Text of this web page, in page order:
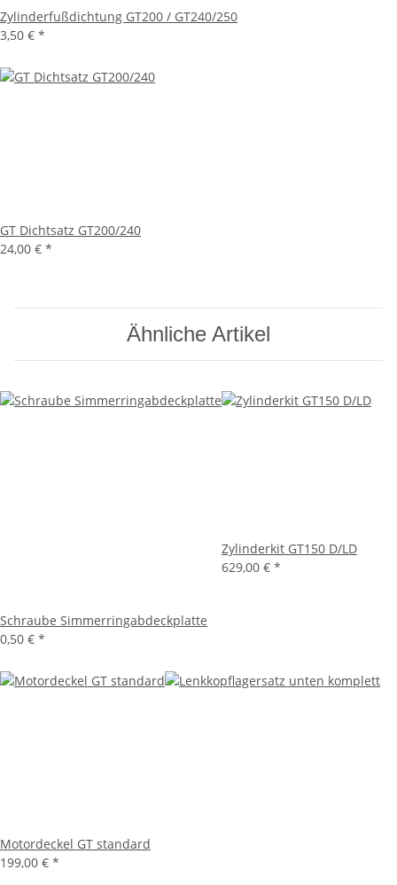
Zylinderfußdichtung GT200 / GT240/250
3,50 € *
GT Dichtsatz GT200/240
24,00 € *
Ähnliche Artikel
Schraube Simmerringabdeckplatte
0,50 € *
Zylinderkit GT150 D/LD
629,00 € *
Motordeckel GT standard
199,00 € *